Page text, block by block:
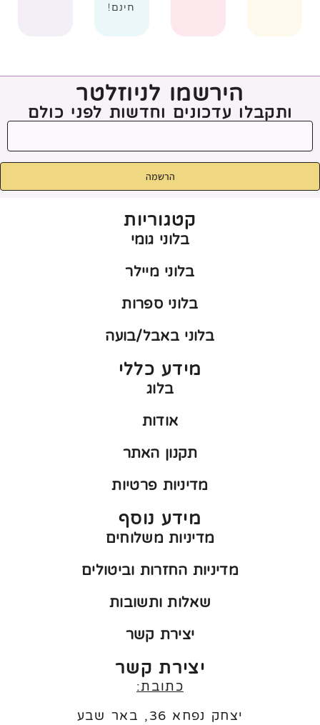
חינם!
הירשמו לניוזלטר
ותקבלו עדכונים וחדשות לפני כולם
הרשמה
קטגוריות
בלוני גומי
בלוני מיילר
בלוני ספרות
בלוני באבל/בועה
מידע כללי
בלוג
אודות
תקנון האתר
מדיניות פרטיות
מידע נוסף
מדיניות משלוחים
מדיניות החזרות וביטולים
שאלות ותשובות
יצירת קשר
יצירת קשר
כתובת:
יצחק נפחא 36, באר שבע